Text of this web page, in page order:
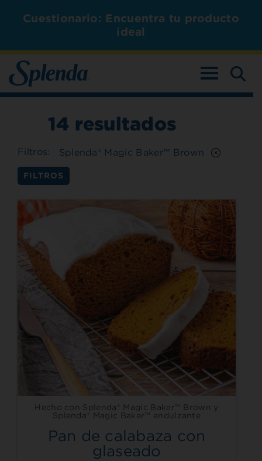
Cuestionario: Encuentra tu producto
ideal
ALTERNAR
14 resultados
Filtros: Splenda® Magic Baker™ Brown
FILTROS
Hecho con Splenda® Magic Baker™ Brown y
Splenda® Magic Baker™ endulzante
Pan de calabaza con
glaseado